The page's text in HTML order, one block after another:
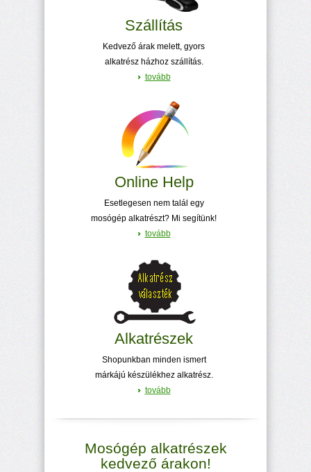
Szállítás
Kedvező árak melett, gyors
alkatrész házhoz szállítás.
tovább
Online Help
Esetlegesen nem talál egy
mosógép alkatrészt? Mi segítünk!
tovább
Alkatrészek
Shopunkban minden ismert
márkájú készülékhez alkatrész.
tovább
Mosógép alkatrészek
kedvező árakon!